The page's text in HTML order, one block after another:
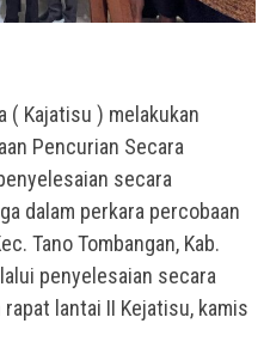
( Kajatisu ) melakukan
Pencurian Secara
secara
dalam perkara percobaan
Tano Tombangan, Kab.
penyelesaian secara
lantai II Kejatisu, kamis